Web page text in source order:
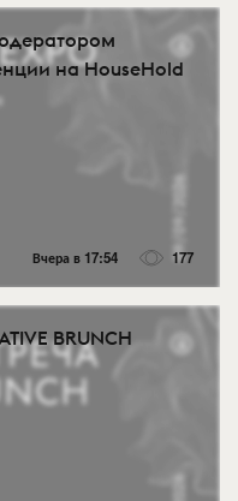
на HouseHold
Вчера в 17:54 177
BRUNCH